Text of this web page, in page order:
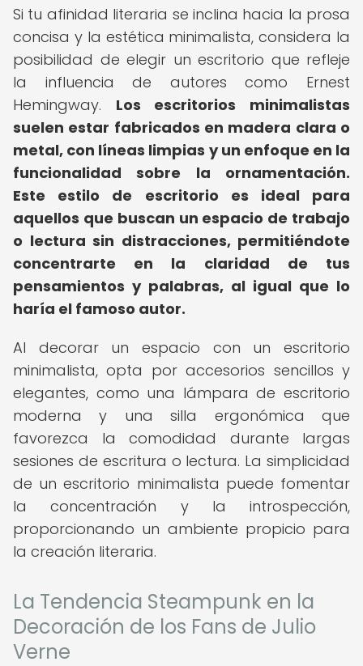
Si tu afinidad literaria se inclina hacia la prosa
concisa y la estética minimalista, considera la
posibilidad de elegir un escritorio que refleje
la influencia de autores como Ernest
Hemingway. Los escritorios minimalistas
suelen estar fabricados en madera clara o
metal, con líneas limpias y un enfoque en la
funcionalidad sobre la ornamentación.
Este estilo de escritorio es ideal para
aquellos que buscan un espacio de trabajo
o lectura sin distracciones, permitiéndote
concentrarte en la claridad de tus
pensamientos y palabras, al igual que lo
haría el famoso autor.
Al decorar un espacio con un escritorio
minimalista, opta por accesorios sencillos y
elegantes, como una lámpara de escritorio
moderna y una silla ergonómica que
favorezca la comodidad durante largas
sesiones de escritura o lectura. La simplicidad
de un escritorio minimalista puede fomentar
la concentración y la introspección,
proporcionando un ambiente propicio para
la creación literaria.
La Tendencia Steampunk en la
Decoración de los Fans de Julio
Verne